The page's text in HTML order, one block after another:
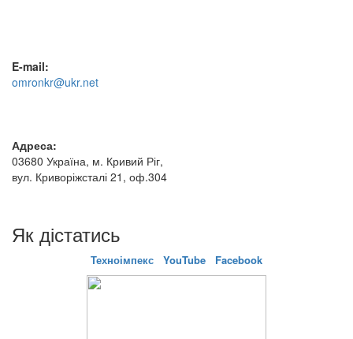
E-mail:
omronkr@ukr.net
Адреса:
03680 Україна, м. Кривий Ріг,
вул. Криворіжсталі 21, оф.304
Як дістатись
Техноімпекс YouTube Facebook